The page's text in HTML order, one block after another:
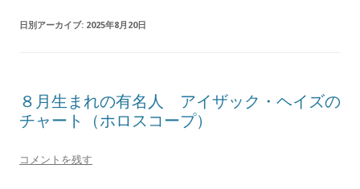
日別アーカイブ: 2025年8月20日
８月生まれの有名人 アイザック・ヘイズの
チャート（ホロスコープ）
コメントを残す